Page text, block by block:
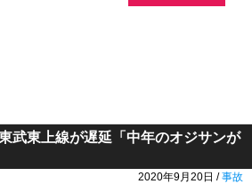
武東上線が遅延「中年のオジサンが
2020年9月20日 /事故